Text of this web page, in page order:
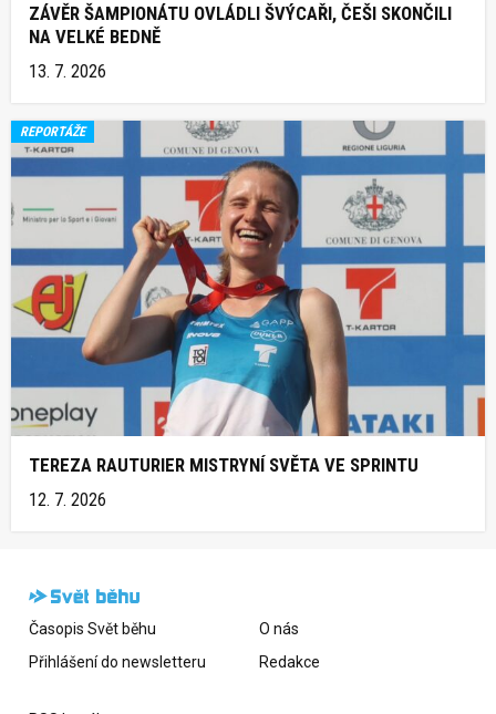
ZÁVĚR ŠAMPIONÁTU OVLÁDLI ŠVÝCAŘI, ČEŠI SKONČILI
NA VELKÉ BEDNĚ
13. 7. 2026
REPORTÁŽE
TEREZA RAUTURIER MISTRYNÍ SVĚTA VE SPRINTU
12. 7. 2026
Časopis Svět běhu
Přihlášení do newsletteru
O nás
Redakce